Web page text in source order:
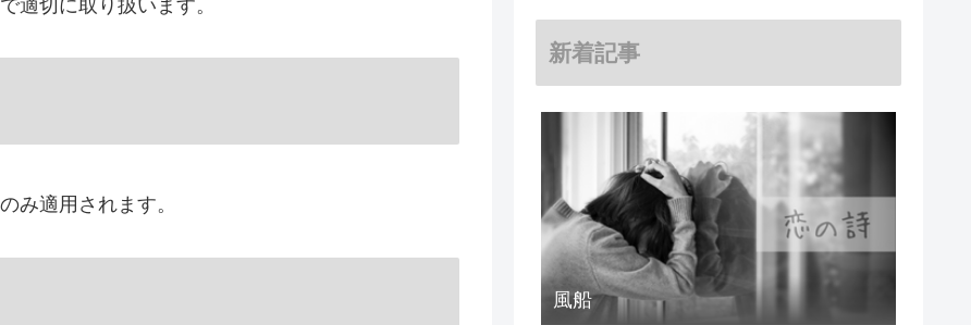
適切に取り扱います。
み適用されます。
新着記事
風船